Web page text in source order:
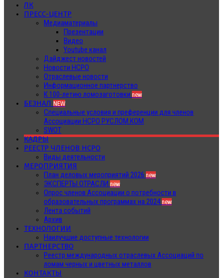
ЛК
ПРЕСС-ЦЕНТР
Медиаматериалы
Презентации
Видео
Youtube канал
Дайджест новостей
Новости НСРО
Отраслевые новости
Информационное партнерство
К 100-летию ломозаготовки new
БЕЗНАЛ NEW
Специальные условия и преференции для членов
Ассоциации НСРО РУСЛОМ.КОМ
SWOT
КАДРЫ
РЕЕСТР ЧЛЕНОВ НСРО
Виды деятельности
МЕРОПРИЯТИЯ
План деловых мероприятий 2026 new
ЭКСПЕРТЫ ОТРАСЛИ new
Опрос членов Ассоциации о потребности в
образовательных программах на 2024new
Лента событий
Архив
ТЕХНОЛОГИИ
Наилучшие доступные технологии
ПАРТНЕРСТВО
Реестр международных отраслевых Ассоциаций по
ломам черных и цветных металлов
КОНТАКТЫ